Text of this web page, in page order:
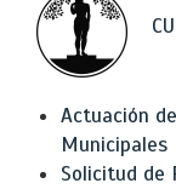
Actuación
Municipales
Solicitud de